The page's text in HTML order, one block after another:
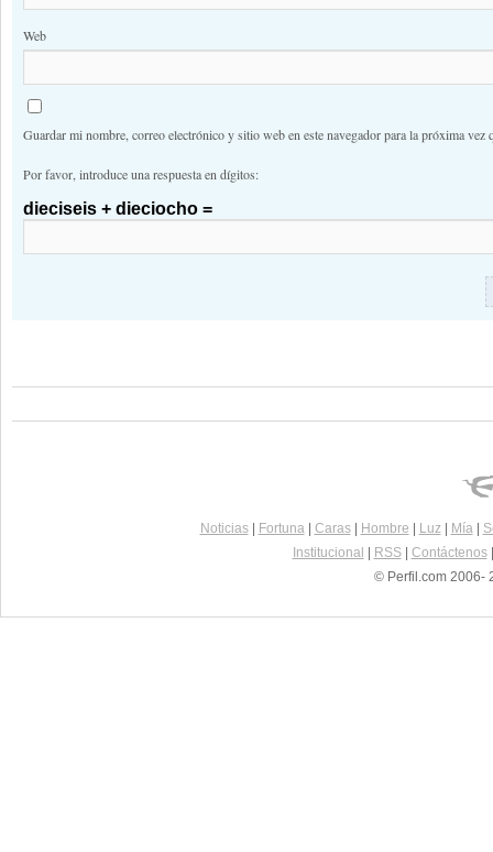
Web
Guardar mi nombre, correo electrónico y sitio web en este navegador para la próxima vez
Por favor, introduce una respuesta en dígitos:
dieciseis + dieciocho =
Noticias| Fortuna| Caras| Hombre Luz| Mía|
Institucional
RSS| Contáctenos
© Perfil.com 2006-